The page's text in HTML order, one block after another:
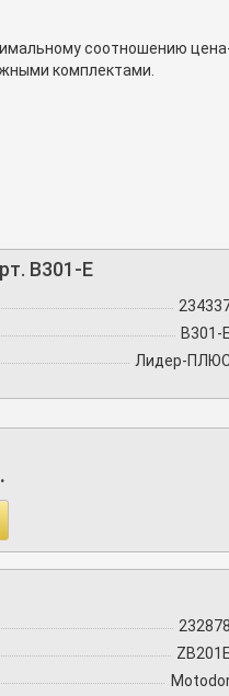
соотношению
комплектами.
она может быть
B301-E
B301-E
Лидер-
232878
ZB201E